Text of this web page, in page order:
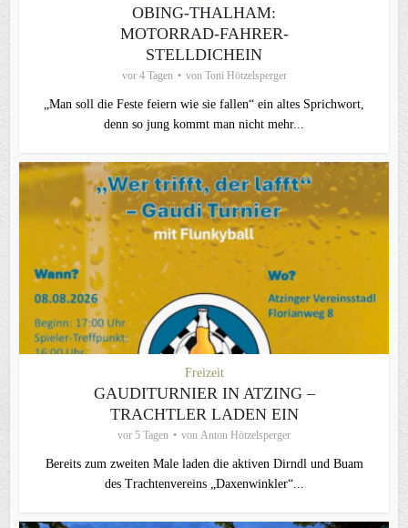
OBING-THALHAM:
MOTORRAD-FAHRER-
STELLDICHEIN
vor 4 Tagen von Toni Hötzelsperger
„Man soll die Feste feiern wie sie fallen“ ein altes Sprichwort,
denn so jung kommt man nicht mehr...
Freizeit
GAUDITURNIER IN ATZING –
TRACHTLER LADEN EIN
vor 5 Tagen von Anton Hötzelsperger
Bereits zum zweiten Male laden die aktiven Dirndl und Buam
des Trachtenvereins „Daxenwinkler“...